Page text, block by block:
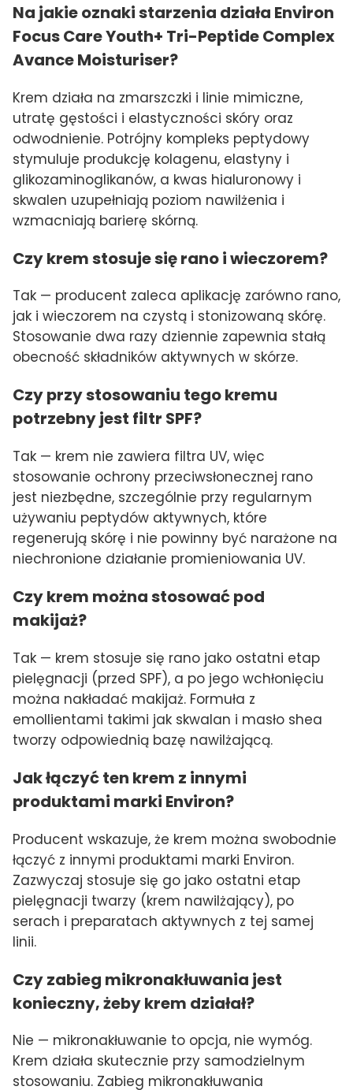
Na jakie oznaki starzenia działa Environ
Focus Care Youth+ Tri-Peptide Complex
Avance Moisturiser?
Krem działa na zmarszczki i linie mimiczne,
utratę gęstości i elastyczności skóry oraz
odwodnienie. Potrójny kompleks peptydowy
stymuluje produkcję kolagenu, elastyny i
glikozaminoglikanów, a kwas hialuronowy i
skwalen uzupełniają poziom nawilżenia i
wzmacniają barierę skórną.
Czy krem stosuje się rano i wieczorem?
Tak — producent zaleca aplikację zarówno rano,
jak i wieczorem na czystą i stonizowaną skórę.
Stosowanie dwa razy dziennie zapewnia stałą
obecność składników aktywnych w skórze.
Czy przy stosowaniu tego kremu
potrzebny jest filtr SPF?
Tak — krem nie zawiera filtra UV, więc
stosowanie ochrony przeciwsłonecznej rano
jest niezbędne, szczególnie przy regularnym
używaniu peptydów aktywnych, które
regenerują skórę i nie powinny być narażone na
niechronione działanie promieniowania UV.
Czy krem można stosować pod
makijaż?
Tak — krem stosuje się rano jako ostatni etap
pielęgnacji (przed SPF), a po jego wchłonięciu
można nakładać makijaż. Formuła z
emollientami takimi jak skwalan i masło shea
tworzy odpowiednią bazę nawilżającą.
Jak łączyć ten krem z innymi
produktami marki Environ?
Producent wskazuje, że krem można swobodnie
łączyć z innymi produktami marki Environ.
Zazwyczaj stosuje się go jako ostatni etap
pielęgnacji twarzy (krem nawilżający), po
serach i preparatach aktywnych z tej samej
linii.
Czy zabieg mikronakłuwania jest
konieczny, żeby krem działał?
Nie — mikronakłuwanie to opcja, nie wymóg.
Krem działa skutecznie przy samodzielnym
stosowaniu. Zabieg mikronakłuwania